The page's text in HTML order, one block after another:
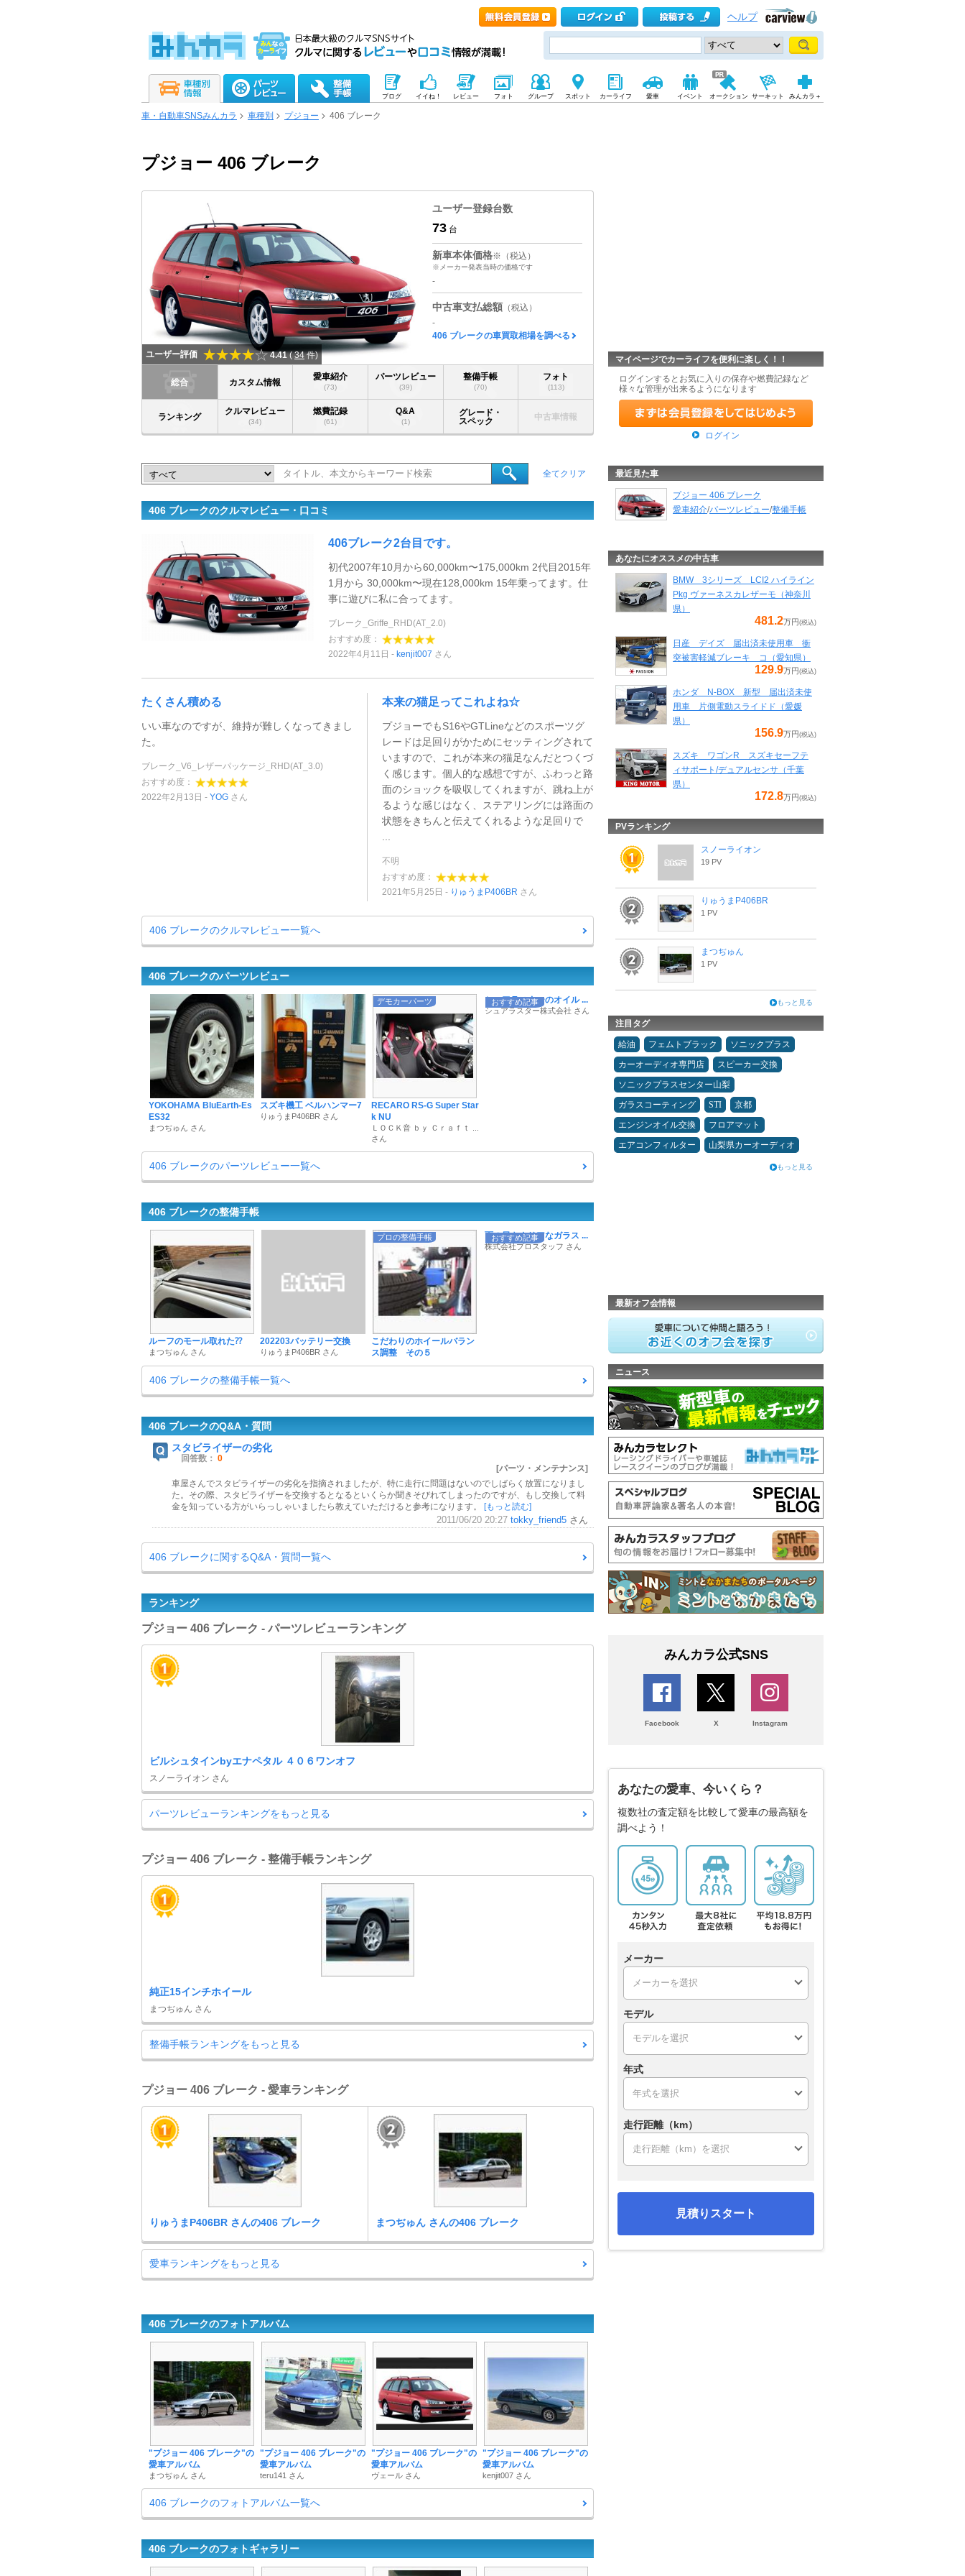
ヘルプ
ブログ イイね！ レビュー フォト グループ スポット カーライフ 愛車 イベント オークション サーキット みんカラ＋
車・自動車SNSみんカラ 車種別 プジョー 406 ブレーク
プジョー 406 ブレーク
ユーザー評価 4.41 (34件)
ユーザー登録台数
73 台
新車本体価格※（税込）
※メーカー発表当時の価格です
-
中古車支払総額 （税込）
-
406 ブレークの車買取相場を調べる
総合 カスタム情報
愛車紹介
(73)
パーツレビュー
(39)
整備手帳
(70)
フォト
(113)
ランキング
クルマレビュー
(34)
燃費記録
(61)
Q&A
(1)
グレード・
スペック
中古車情報
全てクリア
406 ブレークのクルマレビュー・口コミ
406ブレーク2台目です。
初代2007年10月から60,000km〜175,000km 2代目2015年
1月から 30,000km〜現在128,000km 15年乗ってます。仕
事に遊びに私に合ってます。
ブレーク_Griffe_RHD(AT_2.0)
おすすめ度：
2022年4月11日
kenjit007 さん
たくさん積める
いい車なのですが、維持が難しくなってきまし
た。
ブレーク_V6_レザーパッケージ_RHD(AT_3.0)
おすすめ度：
2022年2月13日
YOG さん
本来の猫足ってこれよね☆
プジョーでもS16やGTLineなどのスポーツグ
レードは足回りがかためにセッティングされて
いますので、これが本来の猫足なんだとつくづ
く感じます。個人的な感想ですが、ふわっと路
面のショックを吸収してくれますが、跳ね上が
るような感じはなく、ステアリングには路面の
状態をきちんと伝えてくれるような足回りで
...
不明
おすすめ度：
2021年5月25日
りゅうまP406BR さん
406 ブレークのクルマレビュー一覧へ
406 ブレークのパーツレビュー
YOKOHAMA BluEarth-Es
ES32
まつぢゅん さん
スズキ機工 ベルハンマー7
りゅうまP406BR さん
デモカーパーツ
RECARO RS-G Super Star
k NU
ＬＯＣＫ音 ｂｙ Ｃｒａｆｔ ...
さん
おすすめ記事
シュアラスターのオイル ...
シュアラスター株式会社 さん
406 ブレークのパーツレビュー一覧へ
406 ブレークの整備手帳
ルーフのモール取れた⁇
まつぢゅん さん
202203バッテリー交換
りゅうまP406BR さん
プロの整備手帳
こだわりのホイールバラン
ス調整 その５
おすすめ記事
雨の日もクリアなガラス ...
株式会社プロスタッフ さん
406 ブレークの整備手帳一覧へ
406 ブレークのQ&A・質問
スタビライザーの劣化
回答数： 0
[パーツ・メンテナンス]
車屋さんでスタビライザーの劣化を指摘されましたが、特に走行に問題はないのでしばらく放置になりまし
た。その際、スタビライザーを交換するとなるといくらか聞きそびれてしまったのですが、もし交換して料
金を知っている方がいらっしゃいましたら教えていただけると参考になります。
[もっと読む]
2011/06/20 20:27 tokky_friend5 さん
406 ブレークに関するQ&A・質問一覧へ
ランキング
プジョー 406 ブレーク - パーツレビューランキング
ビルシュタインbyエナペタル ４０６ワンオフ
スノーライオン さん
パーツレビューランキングをもっと見る
プジョー 406 ブレーク - 整備手帳ランキング
純正15インチホイール
まつぢゅん さん
整備手帳ランキングをもっと見る
プジョー 406 ブレーク - 愛車ランキング
りゅうまP406BR さんの406 ブレーク まつぢゅん さんの406 ブレーク
愛車ランキングをもっと見る
406 ブレークのフォトアルバム
"プジョー 406 ブレーク"の
愛車アルバム
まつぢゅん さん
"プジョー 406 ブレーク"の
愛車アルバム
teru141 さん
"プジョー 406 ブレーク"の
愛車アルバム
ヴェール さん
"プジョー 406 ブレーク"の
愛車アルバム
kenjit007 さん
406 ブレークのフォトアルバム一覧へ
406 ブレークのフォトギャラリー
マイページでカーライフを便利に楽しく！！
ログインするとお気に入りの保存や燃費記録など
様々な管理が出来るようになります
ログイン
最近見た車
プジョー 406 ブレーク
愛車紹介/パーツレビュー/整備手帳
あなたにオススメの中古車
BMW 3シリーズ LCI2 ハイライン
Pkg ヴァーネスカレザーモ（神奈川
県）
481.2万円 (税込)
日産 デイズ 届出済未使用車 衝
突被害軽減ブレーキ コ（愛知県）
129.9万円 (税込)
ホンダ N-BOX 新型 届出済未使
用車 片側電動スライドド（愛媛
県）
156.9万円 (税込)
スズキ ワゴンR スズキセーフテ
ィサポート/デュアルセンサ（千葉
県）
172.8万円 (税込)
PVランキング
スノーライオン
19 PV
りゅうまP406BR
1 PV
まつぢゅん
1 PV
もっと見る
注目タグ
給油 フェムトブラック
ソニックプラス
カーオーディオ専門店
スピーカー交換
ソニックプラスセンター山梨
ガラスコーティング
STI
京都
エンジンオイル交換
フロアマット
エアコンフィルター
山梨県カーオーディオ
もっと見る
最新オフ会情報
ニュース
みんカラ公式SNS
Facebook X Instagram
あなたの愛車、今いくら？
複数社の査定額を比較して愛車の最高額を
調べよう！
メーカー
モデル
年式
走行距離（km）
見積りスタート